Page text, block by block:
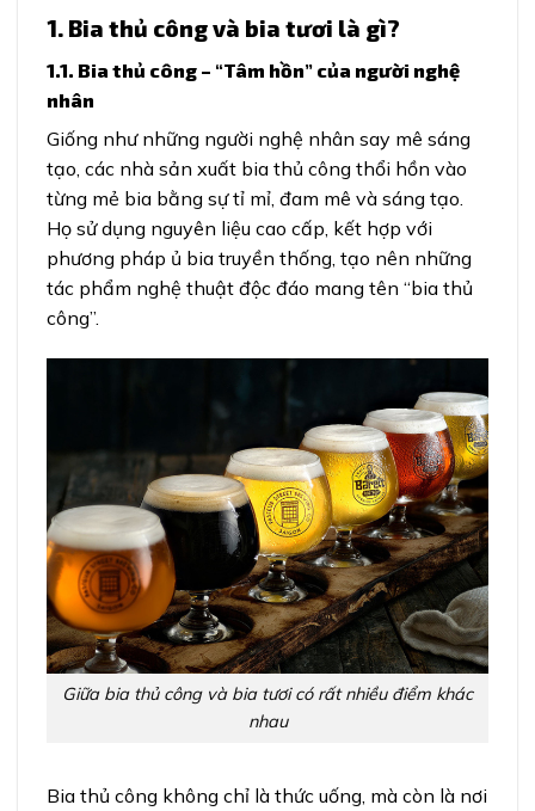
1. Bia thủ công và bia tươi là gì?
1.1. Bia thủ công – “Tâm hồn” của người nghệ
nhân
Giống như những người nghệ nhân say mê sáng
tạo, các nhà sản xuất bia thủ công thổi hồn vào
từng mẻ bia bằng sự tỉ mỉ, đam mê và sáng tạo.
Họ sử dụng nguyên liệu cao cấp, kết hợp với
phương pháp ủ bia truyền thống, tạo nên những
tác phẩm nghệ thuật độc đáo mang tên “bia thủ
công”.
Giữa bia thủ công và bia tươi có rất nhiều điểm khác
nhau
Bia thủ công không chỉ là thức uống, mà còn là nơi